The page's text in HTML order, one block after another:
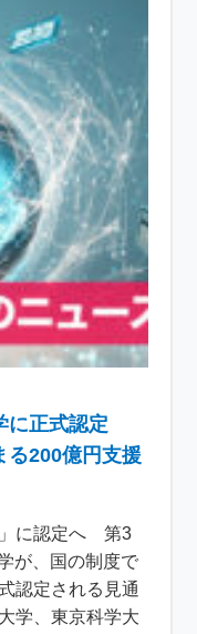
に正式認定
200億円支援
」に認定へ 第3
が、国の制度で
認定される見通
学、東京科学大